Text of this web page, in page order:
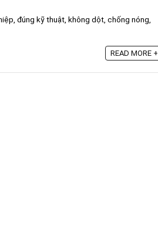
đúng kỹ thuật, không dột, chống nóng,
READ MORE +